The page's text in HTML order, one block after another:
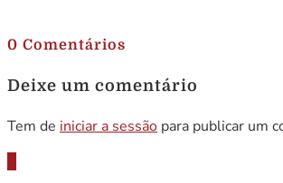
0 Comentários
Deixe um comentário
Tem de iniciar a sessão para publicar um